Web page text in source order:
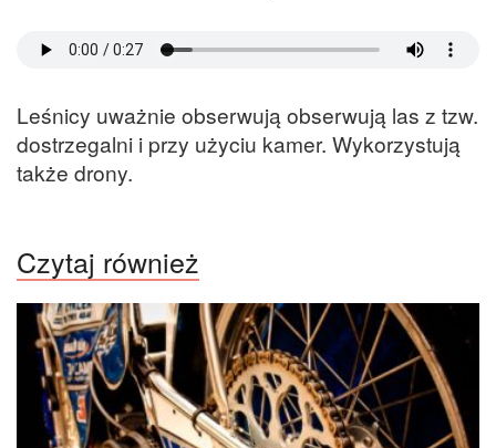
Leśnicy uważnie obserwują obserwują las z tzw.
dostrzegalni i przy użyciu kamer. Wykorzystują
także drony.
Czytaj również